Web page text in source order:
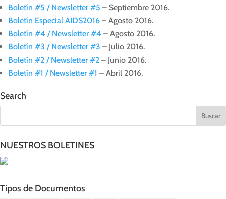
Boletín #5 / Newsletter #5 – Septiembre 2016.
Boletín Especial AIDS2016 – Agosto 2016.
Boletín #4 / Newsletter #4 – Agosto 2016.
Boletín #3 / Newsletter #3 – Julio 2016.
Boletín #2 / Newsletter #2 – Junio 2016.
Boletín #1 / Newsletter #1 – Abril 2016.
Search
NUESTROS BOLETINES
Tipos de Documentos